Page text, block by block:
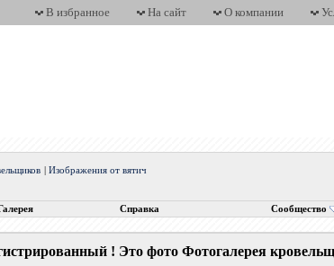
В избранное На сайт О компании
|Изображения от вятич
Справка Сообщество
! Это фото Фотогалерея